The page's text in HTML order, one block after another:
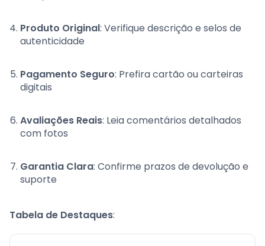
Produto Original: Verifique descrição e selos de
autenticidade
Pagamento Seguro: Prefira cartão ou carteiras
digitais
Avaliações Reais: Leia comentários detalhados
com fotos
Garantia Clara: Confirme prazos de devolução e
suporte
Tabela de Destaques: